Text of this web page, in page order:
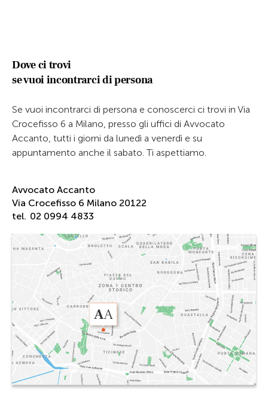
Dove ci trovi
se vuoi incontrarci di persona
Se vuoi incontrarci di persona e conoscerci ci trovi in Via
Crocefisso 6 a Milano, presso gli uffici di Avvocato
Accanto, tutti i giorni da lunedì a venerdì e su
appuntamento anche il sabato. Ti aspettiamo.
Avvocato Accanto
Via Crocefisso 6 Milano 20122
tel. 02 0994 4833